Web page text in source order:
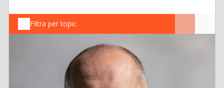
Filtra per topic